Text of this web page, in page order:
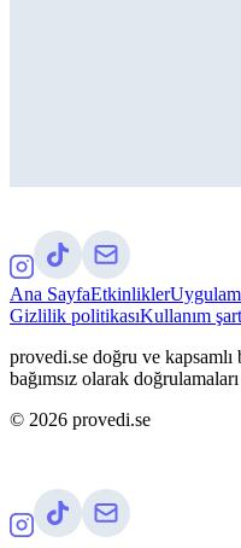
Ana SayfaEtkinlikler
Gizlilik politikasıKullanım
provedi.se doğru ve
bağımsız olarak
© 2026 provedi.se